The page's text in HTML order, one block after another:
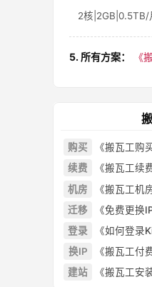
2核
5. 所有方案： 《
购买
《搬瓦工购
续费
《搬瓦工续
机房
《搬瓦工机
迁移
《免费更换
登录
《如何登录
换IP
《搬瓦工付
建站
《搬瓦工安